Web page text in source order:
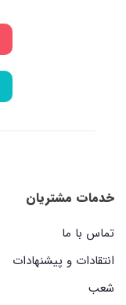
خدمات مشتریان
تماس با ما
انتقادات و پیشنهادات
شعب